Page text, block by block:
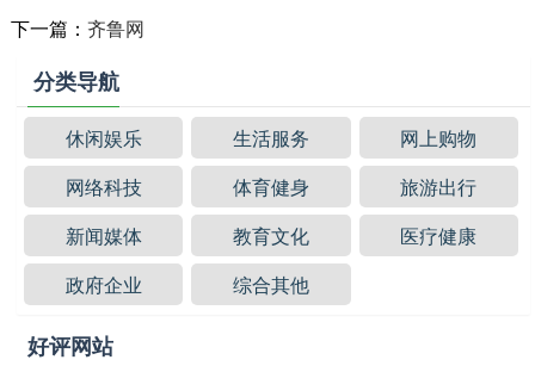
下一篇： 齐鲁网
分类导航
休闲娱乐 生活服务
网上购物
网络科技
体育健身
旅游出行
新闻媒体
教育文化
医疗健康
政府企业
综合其他
好评网站